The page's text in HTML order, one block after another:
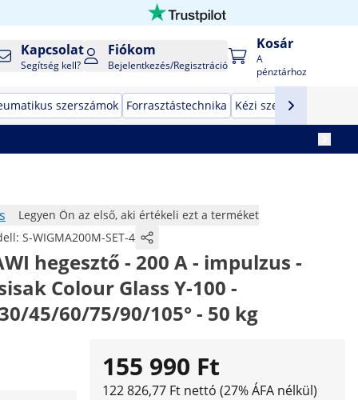
Kapcsolat
Segítség kell?
Fiókom
Bejelentkezés/Regisztráció
Kosár
A
pénztárhoz
szerszámok Forrasztástechnika Kézi szerszámok
Legyen Ön az első, aki értékeli ezt a terméket
S-WIGMA200M-SET-4
hegesztő - 200 A - impulzus -
Colour Glass Y-100 -
45/60/75/90/105° - 50 kg
155 990 Ft
122 826,77 Ft nettó (27% ÁFA nélkül)